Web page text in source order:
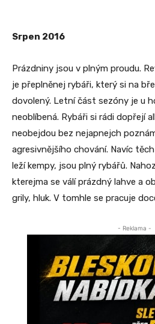
Srpen 2016
Prázdniny jsou v plným proudu.
je přeplněnej rybáři, který si na
dovolený. Letní část sezóny je u
neoblíbená. Rybáři si rádi dopřejí
neobejdou bez nejapnejch
agresivnějšího chování. Navíc
leží kempy, jsou plný rybářů.
kterejma se válí prázdný lahve a
grily, hluk. V tomhle se pracuje
- Reklama -